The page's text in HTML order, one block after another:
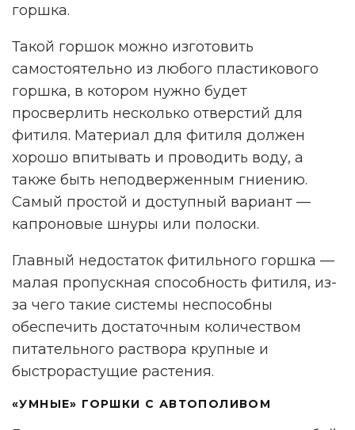
горшка.
Такой горшок можно изготовить
самостоятельно из любого пластикового
горшка, в котором нужно будет
просверлить несколько отверстий для
фитиля. Материал для фитиля должен
хорошо впитывать и проводить воду, а
также быть неподверженным гниению.
Самый простой и доступный вариант —
капроновые шнуры или полоски.
Главный недостаток фитильного горшка —
малая пропускная способность фитиля, из-
за чего такие системы неспособны
обеспечить достаточным количеством
питательного раствора крупные и
быстрорастущие растения.
«УМНЫЕ» ГОРШКИ С АВТОПОЛИВОМ
НАМ ВАЖНО ВАШЕ МНЕНИЕ!